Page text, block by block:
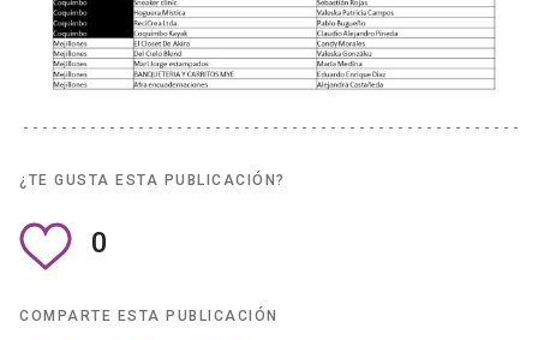
¿TE GUSTA ESTA PUBLICACIÓN?
0
COMPARTE ESTA PUBLICACIÓN